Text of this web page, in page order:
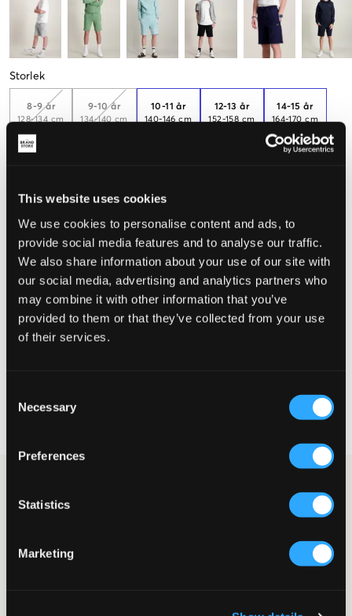
This website uses cookies
We use cookies to personalise content and ads, to
provide social media features and to analyse our traffic.
We also share information about your use of our site with
our social media, advertising and analytics partners who
may combine it with other information that you’ve
provided to them or that they’ve collected from your use
of their services.
Selection
Necessary
Preferences
Statistics
Marketing
Storlek
8-9 år
128-134 cm
9-10 år
134-140 cm
10-11 år
140-146 cm
12-13 år
152-158 cm
14-15 år
164-170 cm
Upplevd storlek
Liten Perfekt Stor
STORLEKSGUIDE
Fri fraktpå beställningar över 699 kr
snörning. Fickor finns i sidan samt baktill. På låret är märkets
logga placerad på en patch.
Resår